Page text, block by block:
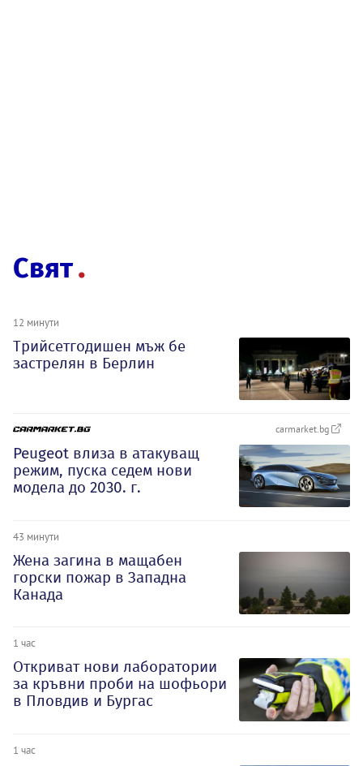
Свят
12 минути
Трийсетгодишен мъж бе
застрелян в Берлин
carmarket.bg
Peugeot влиза в атакуващ
режим, пуска седем нови
модела до 2030. г.
43 минути
Жена загина в мащабен
горски пожар в Западна
Канада
1 час
Откриват нови лаборатории
за кръвни проби на шофьори
в Пловдив и Бургас
1 час